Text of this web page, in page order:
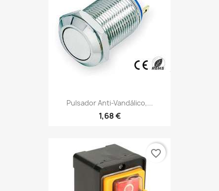
Pulsador Anti-Vandálico,...
1,68 €
favorite_border